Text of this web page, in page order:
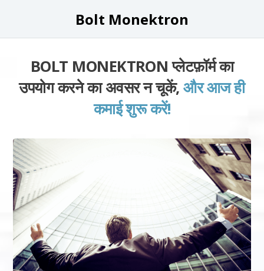
Bolt Monektron
BOLT MONEKTRON प्लेटफ़ॉर्म का
उपयोग करने का अवसर न चूकें,और आज ही
कमाई शुरू करें!